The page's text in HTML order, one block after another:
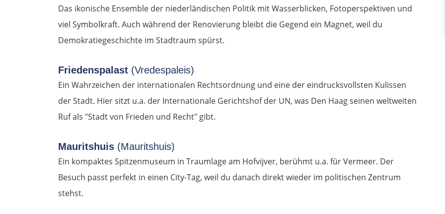
Das ikonische Ensemble der niederländischen Politik mit Wasserblicken, Fotoperspektiven und
viel Symbolkraft. Auch während der Renovierung bleibt die Gegend ein Magnet, weil du
Demokratiegeschichte im Stadtraum spürst.
Friedenspalast (Vredespaleis)
Ein Wahrzeichen der internationalen Rechtsordnung und eine der eindrucksvollsten Kulissen
der Stadt. Hier sitzt u.a. der Internationale Gerichtshof der UN, was Den Haag seinen weltweiten
Ruf als "Stadt von Frieden und Recht" gibt.
Mauritshuis (Mauritshuis)
Ein kompaktes Spitzenmuseum in Traumlage am Hofvijver, berühmt u.a. für Vermeer. Der
Besuch passt perfekt in einen City-Tag, weil du danach direkt wieder im politischen Zentrum
stehst.